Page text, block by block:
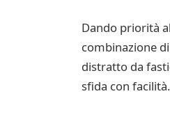
Dando priorità
combinazione
distratto da
sfida con facilità.